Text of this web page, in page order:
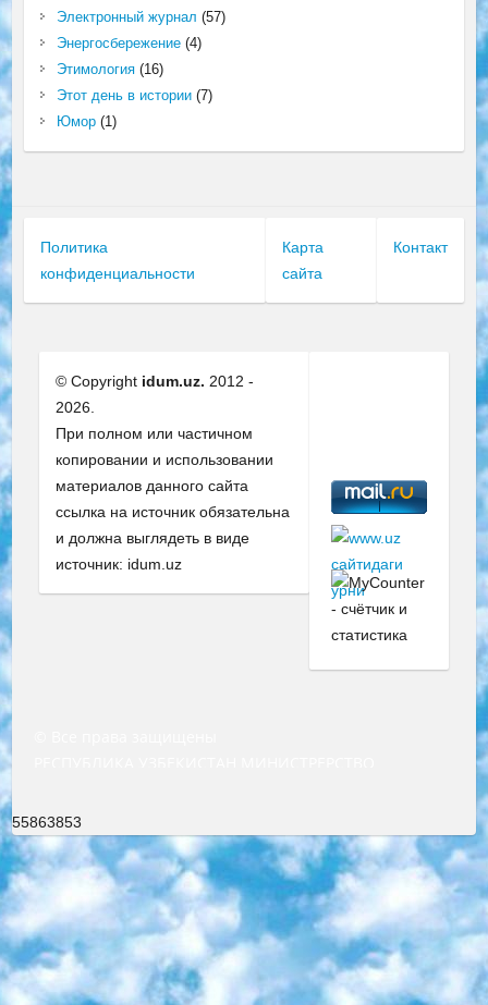
Электронный журнал (57)
Энергосбережение(4)
Этимология(16)
Этот день в истории(7)
Юмор(1)
Политика
конфиденциальности
Карта
сайта
Контакт
© Copyright idum.uz. 2012 -
2026.
При полном или частичном
копировании и использовании
материалов данного сайта
ссылка на источник обязательна
и должна выглядеть в виде
источник: idum.uz
55863853